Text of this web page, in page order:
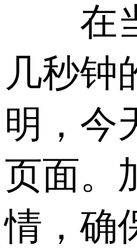
在当
几秒钟
明，今
页面。
情，确